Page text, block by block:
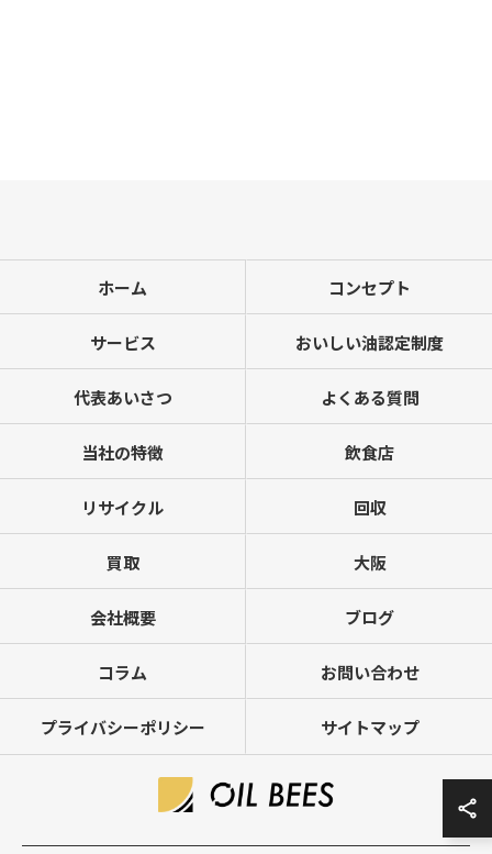
ホーム コンセプト
サービス おいしい油認定制度
代表あいさつ よくある質問
当社の特徴 飲食店
リサイクル 回収
買取 大阪
会社概要 ブログ
コラム お問い合わせ
プライバシーポリシー サイトマップ